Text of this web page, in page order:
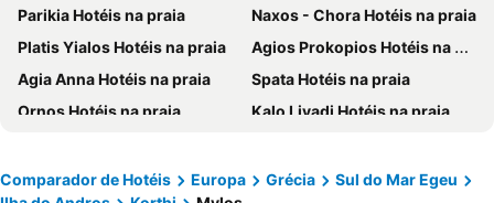
Parikia Hotéis na praia
Naxos - Chora Hotéis na praia
Platis Yialos Hotéis na praia
Agios Prokopios Hotéis na praia
Agia Anna Hotéis na praia
Spata Hotéis na praia
Ornos Hotéis na praia
Kalo Livadi Hotéis na praia
Stelida Hotéis na praia
Agios Georgios Hotéis na praia
Comparador de Hotéis Europa Grécia
Sul do Mar Egeu